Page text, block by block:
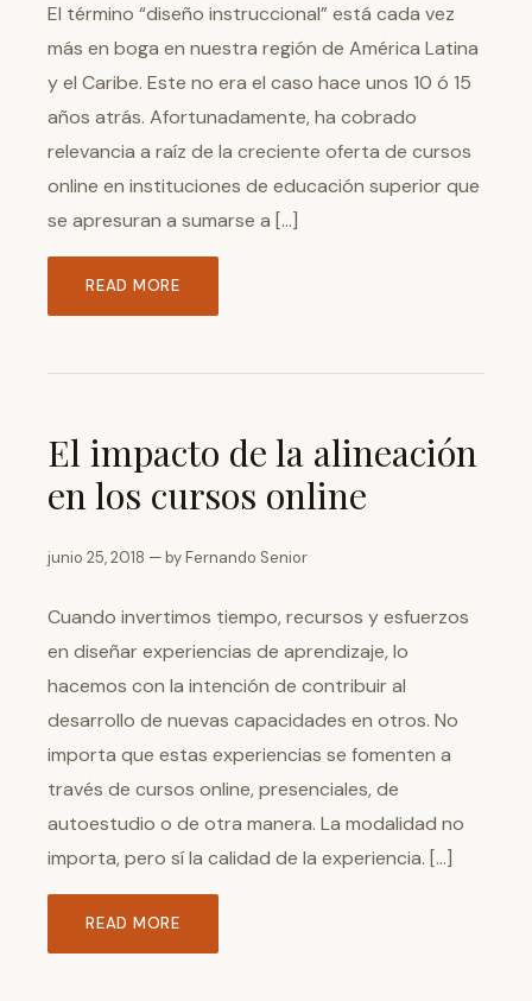
El término “diseño instruccional” está cada vez
más en boga en nuestra región de América Latina
y el Caribe. Este no era el caso hace unos 10 ó 15
años atrás. Afortunadamente, ha cobrado
relevancia a raíz de la creciente oferta de cursos
online en instituciones de educación superior que
se apresuran a sumarse a […]
READ MORE
El impacto de la alineación
en los cursos online
junio 25, 2018 — by Fernando Senior
Cuando invertimos tiempo, recursos y esfuerzos
en diseñar experiencias de aprendizaje, lo
hacemos con la intención de contribuir al
desarrollo de nuevas capacidades en otros. No
importa que estas experiencias se fomenten a
través de cursos online, presenciales, de
autoestudio o de otra manera. La modalidad no
importa, pero sí la calidad de la experiencia. […]
READ MORE